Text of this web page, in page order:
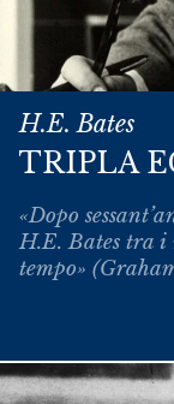
H.E. Bates
TRIPLA
«Dopo
H.E. Bates tra
tempo»